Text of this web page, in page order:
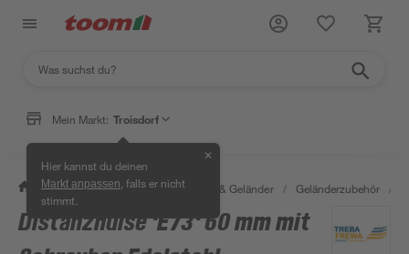
Mein Markt: Troisdorf
Hier kannst du deinen
Markt anpassen , falls er nicht
stimmt.
✕
/ Bauen & Renovieren / Treppen & Geländer / Geländerzubehör /
Distanzhülse 'E73' 60 mm mit